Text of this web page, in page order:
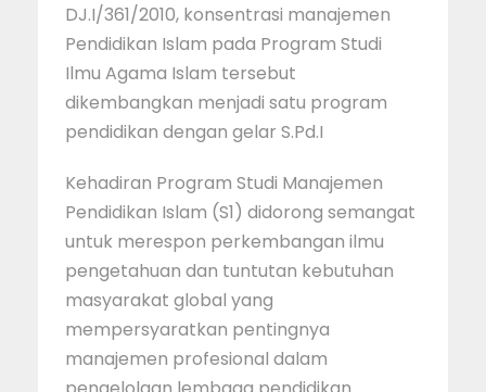
DJ.I/361/2010, konsentrasi manajemen
Pendidikan Islam pada Program Studi
Ilmu Agama Islam tersebut
dikembangkan menjadi satu program
pendidikan dengan gelar S.Pd.I
Kehadiran Program Studi Manajemen
Pendidikan Islam (S1) didorong semangat
untuk merespon perkembangan ilmu
pengetahuan dan tuntutan kebutuhan
masyarakat global yang
mempersyaratkan pentingnya
manajemen profesional dalam